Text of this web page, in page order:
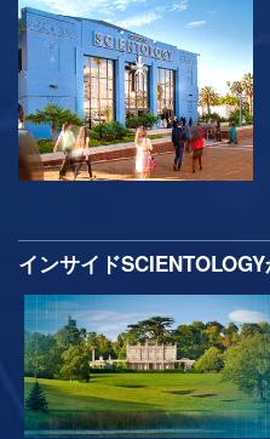
インサイドSCIENTOLOGY